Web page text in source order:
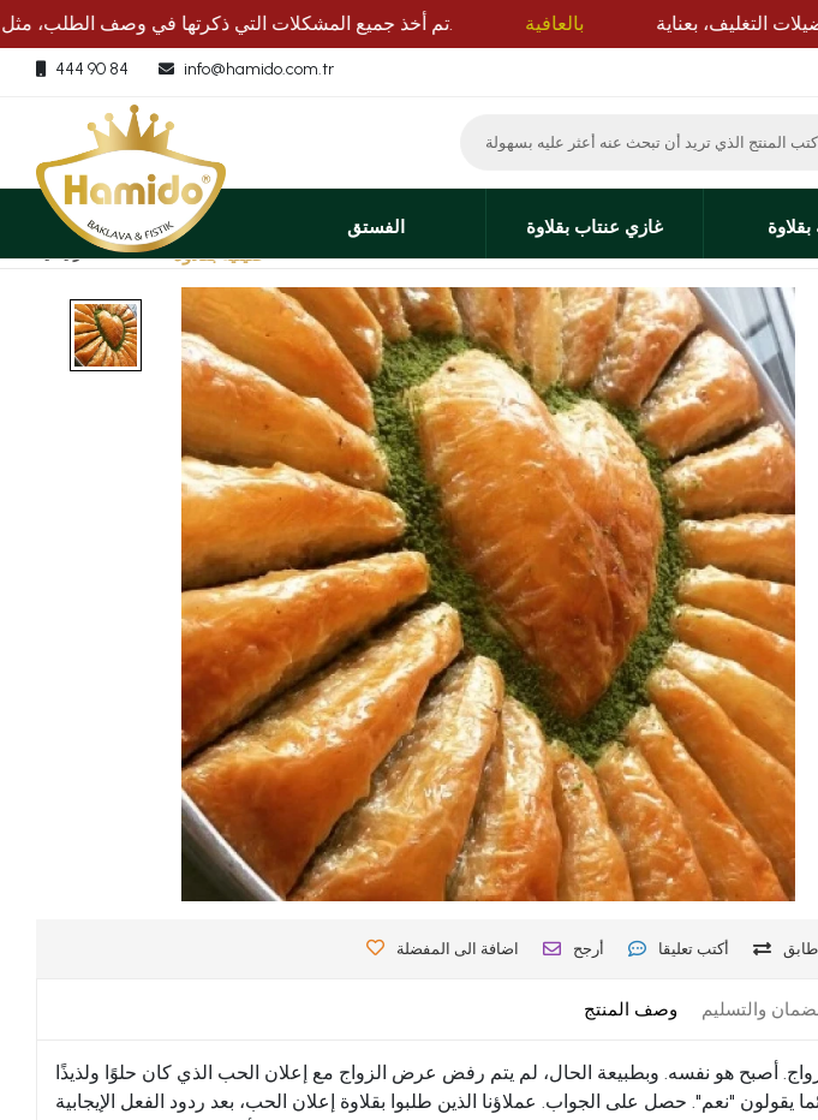
تم أخذ جميع المشكلات التي ذكرتها في وصف الطلب، مثل الشحن بالحافلة وتفضيلات التغليف، بعناية.
444 90 84 info@hamido.com.tr
الفستق غازي عنتاب بقلاوة
الصفحة الرئيسية صينية بقلاوة
اضافة الى المفضلة أرجح أكتب تعليقا طابق
وصف المنتج والتسليم
أصبح هو نفسه. وبطبيعة الحال، لم يتم رفض عرض الزواج مع إعلان الحب الذي كان حلوًا ولذيذًا
يقولون "نعم". حصل على الجواب. عملاؤنا الذين طلبوا بقلاوة إعلان الحب، بعد ردود الفعل الإيجابية